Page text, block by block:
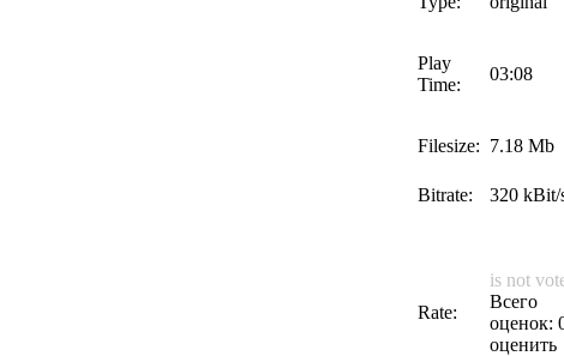
Play
Time:
03:08
Filesize: 7.18 Mb
Bitrate: 320 kBit/
Rate:
is not
Всего
оценок:
оценить